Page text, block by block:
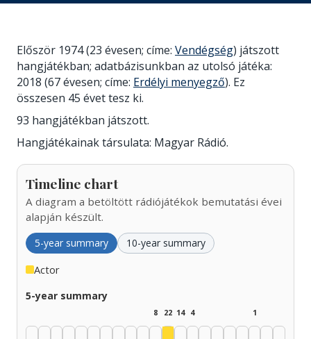
Először 1974 (23 évesen; címe: Vendégség) játszott
hangjátékban; adatbázisunkban az utolsó játéka:
2018 (67 évesen; címe: Erdélyi menyegző). Ez
összesen 45 évet tesz ki.
93 hangjátékban játszott.
Hangjátékainak társulata: Magyar Rádió.
Timeline chart
A diagram a betöltött rádiójátékok bemutatási évei
alapján készült.
5-year summary 10-year summary
Actor
5-year summary
8 22 14 4 1